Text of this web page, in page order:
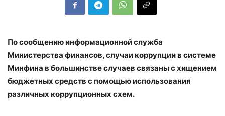
По сообщению информационной служба
Министерства финансов, случаи коррупции в системе
Минфина в большинстве случаев связаны с хищением
бюджетных средств с помощью использования
различных коррупционных схем.